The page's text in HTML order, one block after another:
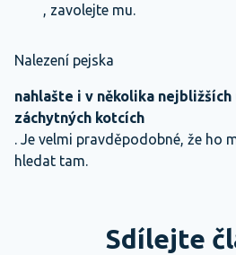
, zavolejte mu.
Nalezení pejska
nahlašte i v několika
záchytných kotcích
. Je velmi pravděpodobné, že ho
hledat tam.
Sdílejte